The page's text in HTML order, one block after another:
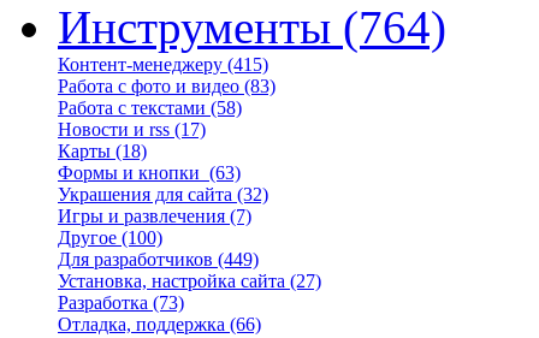
Инструменты (764)
Контент-менеджеру (415)
Работа с фото и видео (83)
Работа с текстами (58)
Новости и rss (17)
Карты (18)
Формы и кнопки (63)
Украшения для сайта (32)
Игры и развлечения (7)
Другое (100)
Для разработчиков (449)
Установка, настройка сайта (27)
Разработка (73)
Отладка, поддержка (66)